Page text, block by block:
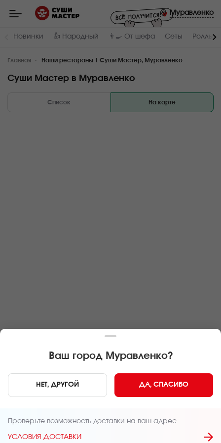
Мастер
заказ
доставка
суши,
WOK
Муравленко
Муравленко
Новинки 👍 Народный 👨‍🍳 От шефа Сеты Роллы
Главная Наши рестораны | Суши Мастер, Муравленко
Суши Мастер в Муравленко
Список На карте
СМ-Муравленко-01
Ваш город Муравленко?
НЕТ, ДРУГОЙ ДА, СПАСИБО
Проверьте возможность доставки на ваш адрес
УСЛОВИЯ ДОСТАВКИ